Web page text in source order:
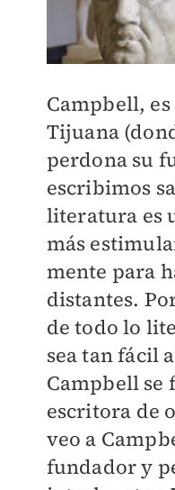
Campbell,
Tijuana
perdona su
escribimos
literatura es
más
mente para
distantes.
de todo lo
sea tan fácil
Campbell se
escritora de
veo a
fundador y